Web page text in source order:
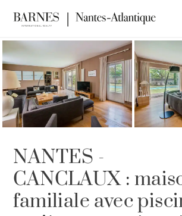
VENDU PAR BARNES
NANTES -
CANCLAUX :
familiale avec